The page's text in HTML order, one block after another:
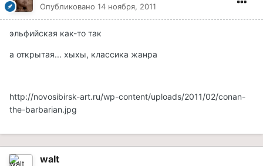
Опубликовано 14 ноября, 2011
эльфийская как-то так
а открытая... хыхы, классика жанра
http://novosibirsk-art.ru/wp-content/uploads/2011/02/conan-
the-barbarian.jpg
walt